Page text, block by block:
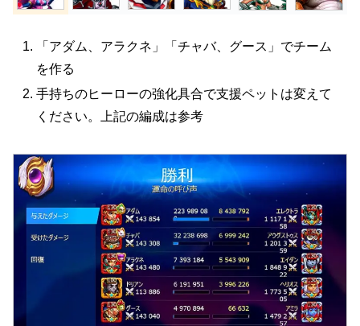
「アダム、アラクネ」「チャバ、グース」でチーム
を作る
手持ちのヒーローの強化具合で支援ペットは変えて
ください。上記の編成は参考